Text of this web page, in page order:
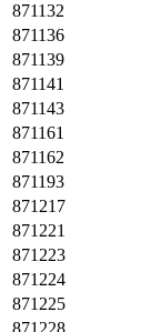
871132
871136
871139
871141
871143
871161
871162
871193
871217
871221
871223
871224
871225
871228